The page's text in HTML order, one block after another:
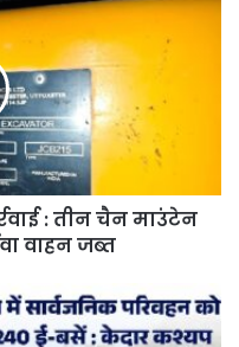
: तीन चैन माउंटेन
वाहन जब्त